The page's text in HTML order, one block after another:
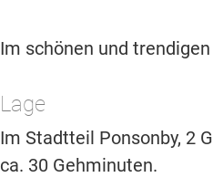
Im schönen und
Lage
Im Stadtteil Ponsonby, 2
ca. 30 Gehminuten.